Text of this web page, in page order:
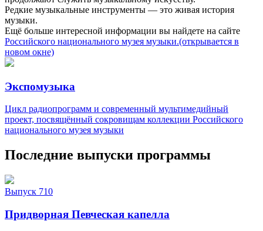
Редкие музыкальные инструменты — это живая история
музыки.
Ещё больше интересной информации вы найдете на сайте
Российского национального музея музыки.(открывается в
новом окне)
Экспомузыка
Цикл радиопрограмм и современный мультимедийный
проект, посвящённый сокровищам коллекции Российского
национального музея музыки
Последние выпуски программы
Выпуск 710
Придворная Певческая капелла